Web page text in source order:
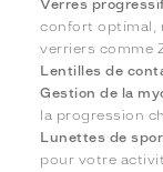
Verres
confort optimal,
verriers comme
Lentilles de
Gestion de la
la progression
Lunettes de
pour votre